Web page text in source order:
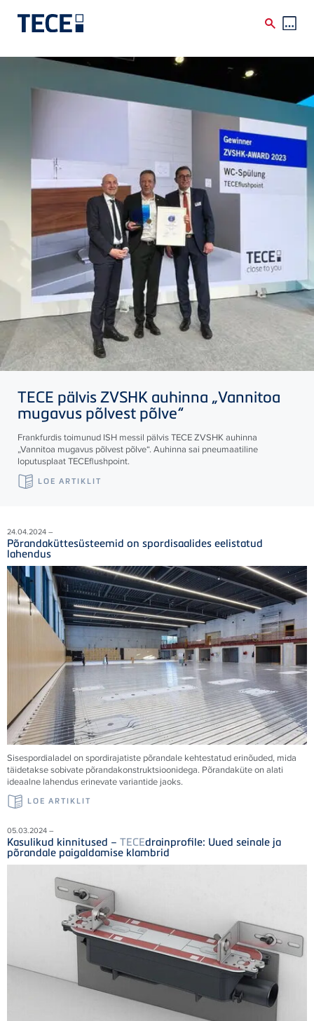
Skip to main content
TECE pälvis ZVSHK auhinna „Vannitoa
mugavus põlvest põlve“
Frankfurdis toimunud ISH messil pälvisTECEZVSHK auhinna
„Vannitoa mugavus põlvest põlve“. Auhinna sai pneumaatiline
loputusplaatTECEflushpoint.
LOE ARTIKLIT
24.04.2024 –
Põrandaküttesüsteemid on spordisaalides eelistatud
lahendus
Sisespordialadel on spordirajatiste põrandale kehtestatud erinõuded, mida
täidetakse sobivate põrandakonstruktsioonidega. Põrandaküte on alati
ideaalne lahendus erinevate variantide jaoks.
LOE ARTIKLIT
05.03.2024 –
Kasulikud kinnitused – TECEdrainprofile: Uued seinale ja
põrandale paigaldamise klambrid